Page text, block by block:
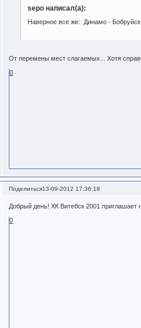
sepo написал(а):
Наверное все же: Динамо -
От перемены мест слагаемых... Хотя
0
Поделиться13-09-2012 17:36:18
Добрый день! ХК Витебск 2001
0